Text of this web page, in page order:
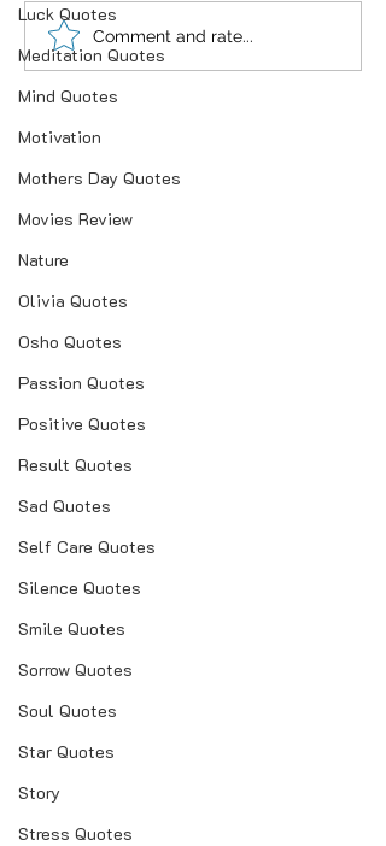
Luck Quotes
Meditation Quotes
Mind Quotes
Motivation
Mothers Day Quotes
Movies Review
Nature
Olivia Quotes
Osho Quotes
Passion Quotes
Positive Quotes
Result Quotes
Sad Quotes
Self Care Quotes
Silence Quotes
Smile Quotes
Sorrow Quotes
Soul Quotes
Star Quotes
Story
Stress Quotes
“भूख जिस्म की नहीं, सम्मान की
होती है”
Comment and rate...